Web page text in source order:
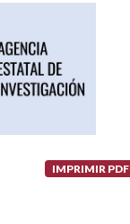
IMPRIMIR PDF